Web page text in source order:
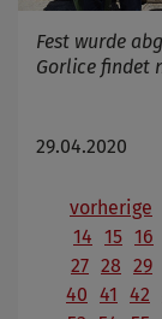
Fest wurde
Gorlice findet
29.04.2020
vorherige
14 15 16
27 28 29
40 41 42